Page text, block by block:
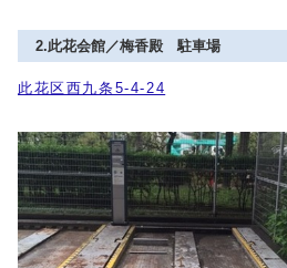
2.此花会館／梅香殿 駐車場
此花区西九条5-4-24